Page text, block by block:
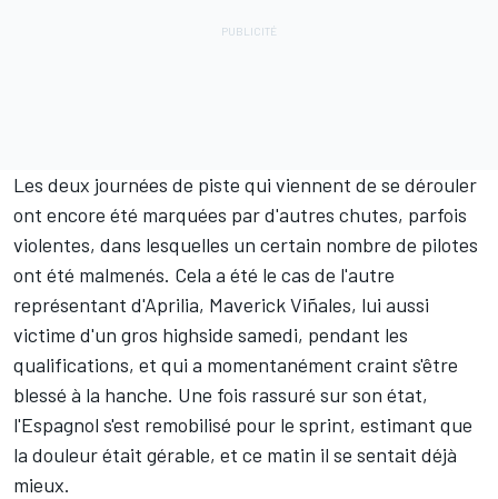
Les deux journées de piste qui viennent de se dérouler
ont encore été marquées par d'autres chutes, parfois
violentes, dans lesquelles un certain nombre de pilotes
ont été malmenés. Cela a été le cas de l'autre
représentant d'Aprilia, Maverick Viñales, lui aussi
victime d'un gros highside samedi, pendant les
qualifications, et qui a momentanément craint s'être
blessé à la hanche. Une fois rassuré sur son état,
l'Espagnol s'est remobilisé pour le sprint, estimant que
la douleur était gérable, et ce matin il se sentait déjà
mieux.